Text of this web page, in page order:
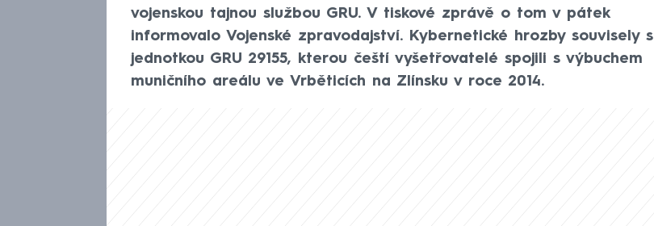
vojenskou tajnou službou GRU. V tiskové zprávě o tom v pátek
informovalo Vojenské zpravodajství. Kybernetické hrozby souvisely s
jednotkou GRU 29155, kterou čeští vyšetřovatelé spojili s výbuchem
muničního areálu ve Vrběticích na Zlínsku v roce 2014.